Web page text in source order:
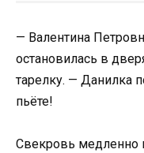
— Валентина
остановилась в
тарелку. — Данилка
пьёте!
Свекровь медленно